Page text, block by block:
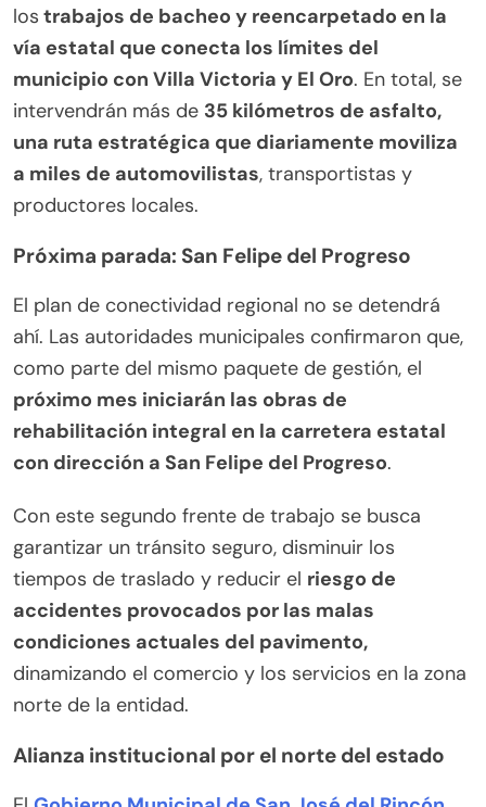
los trabajos de bacheo y reencarpetado en la
vía estatal que conecta los límites del
municipio con Villa Victoria y El Oro. En total, se
intervendrán más de 35 kilómetros de asfalto,
una ruta estratégica que diariamente moviliza
a miles de automovilistas, transportistas y
productores locales.
Próxima parada: San Felipe del Progreso
El plan de conectividad regional no se detendrá
ahí. Las autoridades municipales confirmaron que,
como parte del mismo paquete de gestión, el
próximo mes iniciarán las obras de
rehabilitación integral en la carretera estatal
con dirección a San Felipe del Progreso.
Con este segundo frente de trabajo se busca
garantizar un tránsito seguro, disminuir los
tiempos de traslado y reducir el riesgo de
accidentes provocados por las malas
condiciones actuales del pavimento,
dinamizando el comercio y los servicios en la zona
norte de la entidad.
Alianza institucional por el norte del estado